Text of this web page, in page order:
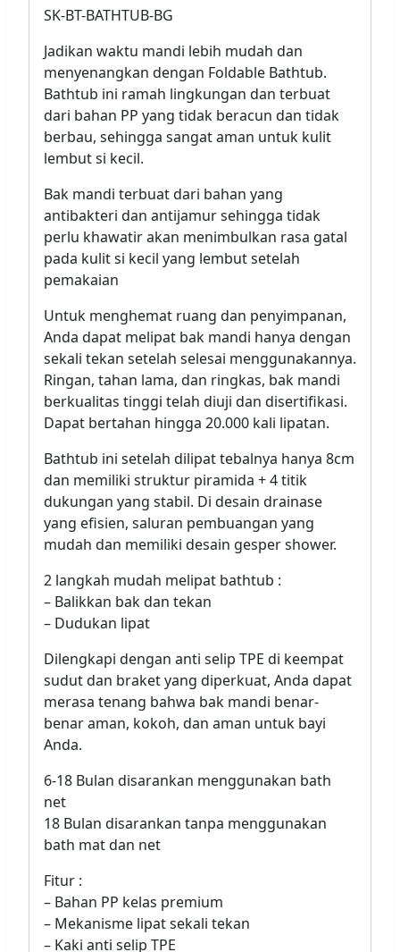
SK-BT-BATHTUB-BG
Jadikan waktu mandi lebih mudah dan
menyenangkan dengan Foldable Bathtub.
Bathtub ini ramah lingkungan dan terbuat
dari bahan PP yang tidak beracun dan tidak
berbau, sehingga sangat aman untuk kulit
lembut si kecil.
Bak mandi terbuat dari bahan yang
antibakteri dan antijamur sehingga tidak
perlu khawatir akan menimbulkan rasa gatal
pada kulit si kecil yang lembut setelah
pemakaian
Untuk menghemat ruang dan penyimpanan,
Anda dapat melipat bak mandi hanya dengan
sekali tekan setelah selesai menggunakannya.
Ringan, tahan lama, dan ringkas, bak mandi
berkualitas tinggi telah diuji dan disertifikasi.
Dapat bertahan hingga 20.000 kali lipatan.
Bathtub ini setelah dilipat tebalnya hanya 8cm
dan memiliki struktur piramida + 4 titik
dukungan yang stabil. Di desain drainase
yang efisien, saluran pembuangan yang
mudah dan memiliki desain gesper shower.
2 langkah mudah melipat bathtub :
– Balikkan bak dan tekan
– Dudukan lipat
Dilengkapi dengan anti selip TPE di keempat
sudut dan braket yang diperkuat, Anda dapat
merasa tenang bahwa bak mandi benar-
benar aman, kokoh, dan aman untuk bayi
Anda.
6-18 Bulan disarankan menggunakan bath
net
18 Bulan disarankan tanpa menggunakan
bath mat dan net
Fitur :
– Bahan PP kelas premium
– Mekanisme lipat sekali tekan
– Kaki anti selip TPE